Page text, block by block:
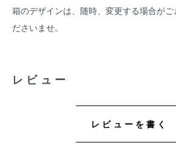
箱のデザインは、随時、変更する場合がご
ださいませ。
レビュー
レビューを書く